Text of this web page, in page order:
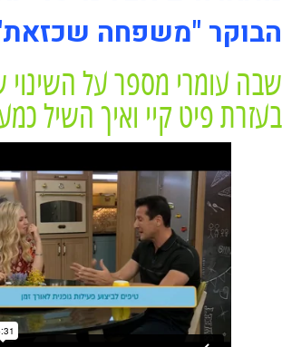
הבוקר "משפחה
שבה עומרי מספר על
בעזרת פיט קיי ואיך השיל כמעט 30